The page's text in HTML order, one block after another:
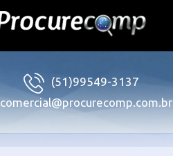
(51)99549-3137
comercial@procurecomp.com.br